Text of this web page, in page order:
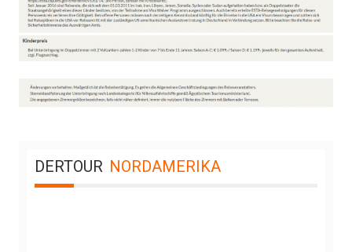
DERTOUR NORDAMERIKA